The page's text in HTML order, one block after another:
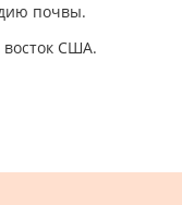
почвы.
восток США.